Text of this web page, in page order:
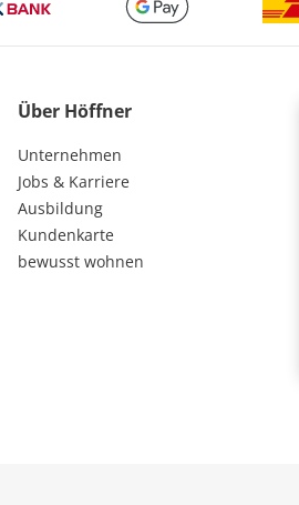
Über Höffner
Unternehmen
Jobs & Karriere
Ausbildung
Kundenkarte
bewusst wohnen